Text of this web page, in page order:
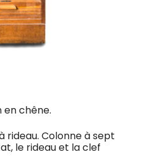
en chêne.
rideau. Colonne à sept
le rideau et la clef